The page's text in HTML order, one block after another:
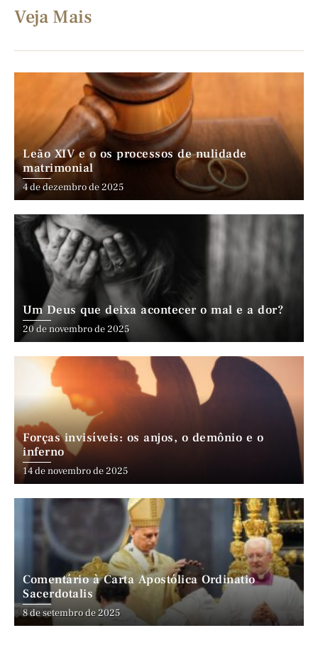
Veja Mais
Leão XIV e o os processos de nulidade
matrimonial
4 de dezembro de 2025
Um Deus que deixa acontecer o mal e a dor?
20 de novembro de 2025
Forças invisíveis: os anjos, o demônio e o
inferno
14 de novembro de 2025
Comentário à Carta Apostólica Ordinatio
Sacerdotalis
8 de setembro de 2025